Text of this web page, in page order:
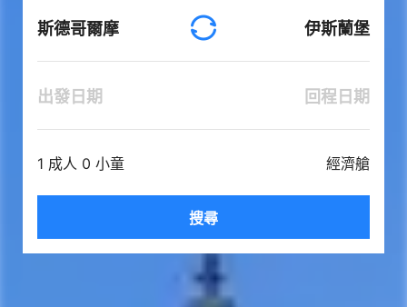
斯德哥爾摩 伊斯蘭堡
出發日期 回程日期
1 成人 0 小童 經濟艙
搜尋